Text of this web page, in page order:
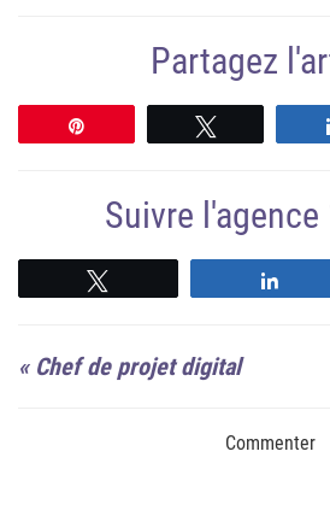
Partagez
Suivre
« Chef de projet digital
Commenter